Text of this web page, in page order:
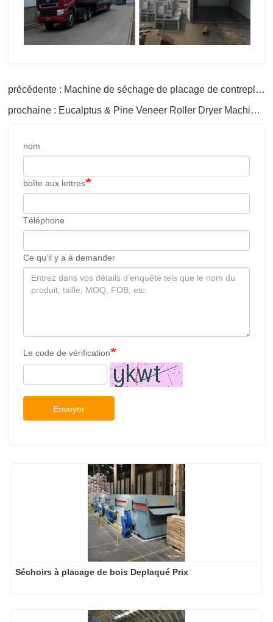
précédente : Machine de séchage de placage de contreplaqué de bois
prochaine : Eucalptus & Pine Veneer Roller Dryer Machine en Ouganda
nom
boîte aux lettres
Téléphone
Ce qu’il y a à demander
Le code de vérification
Envoyer
Séchoirs à placage de bois Deplaqué Prix